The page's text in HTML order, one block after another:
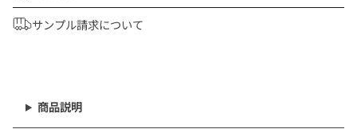
サンプル請求について
商品説明